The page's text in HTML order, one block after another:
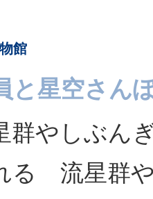
館
と星空さん
群やしぶん
る 流星群